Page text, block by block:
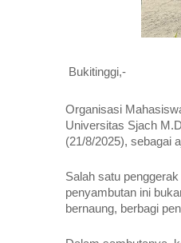
Bukitinggi,-
Organisasi
Universitas Sjach
(21/8/2025), sebagai
Salah satu
penyambutan ini
bernaung, berbagi